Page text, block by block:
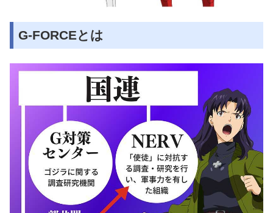
G-FORCEとは